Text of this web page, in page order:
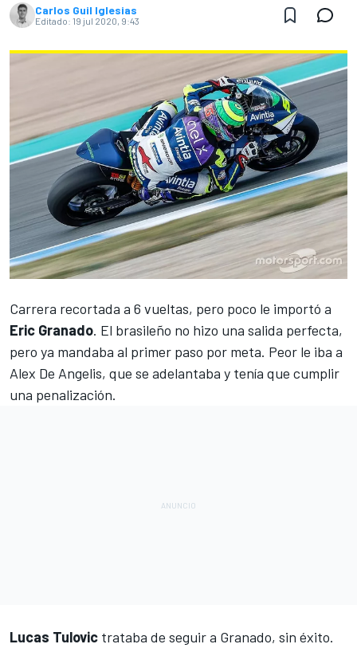
Carlos Guil Iglesias
Editado: 19 jul 2020, 9:43
Carrera recortada a 6 vueltas, pero poco le importó a
Eric Granado. El brasileño no hizo una salida perfecta,
pero ya mandaba al primer paso por meta. Peor le iba a
Alex De Angelis, que se adelantaba y tenía que cumplir
una penalización.
Lucas Tulovic trataba de seguir a Granado, sin éxito.